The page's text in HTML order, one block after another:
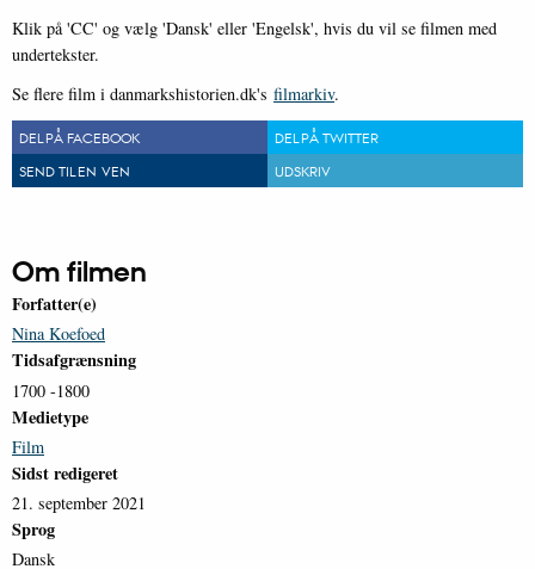
Klik på 'CC' og vælg 'Dansk' eller 'Engelsk', hvis du vil se filmen med
undertekster.
Se flere film i danmarkshistorien.dk's filmarkiv.
DEL PÅ FACEBOOK
DEL PÅ TWITTER
SEND TIL EN VEN
UDSKRIV
Om filmen
Forfatter(e)
Nina Koefoed
Tidsafgrænsning
1700 -1800
Medietype
Film
Sidst redigeret
21. september 2021
Sprog
Dansk